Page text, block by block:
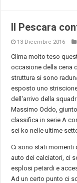
Il Pescara
13 Dicembre 2016
Clima molto teso
occasione della cena
struttura si sono
esposto uno
dell'arrivo della
Massimo Oddo,
classifica in serie A
sei ko nelle ultime
Ci sono stati momenti
auto dei calciatori, ci
esplosi petardi e
Ad un certo punto ci